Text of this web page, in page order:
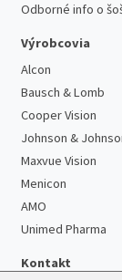
Odborné info o
Výrobcovia
Alcon
Bausch & Lomb
Cooper Vision
Johnson &
Maxvue Vision
Menicon
AMO
Unimed Pharma
Kontakt